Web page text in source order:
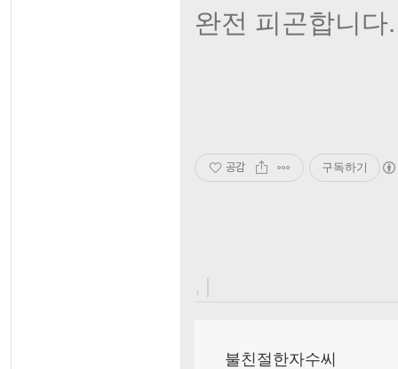
완전 피곤합니다
공감 구독하기
, |
불친절한자수씨